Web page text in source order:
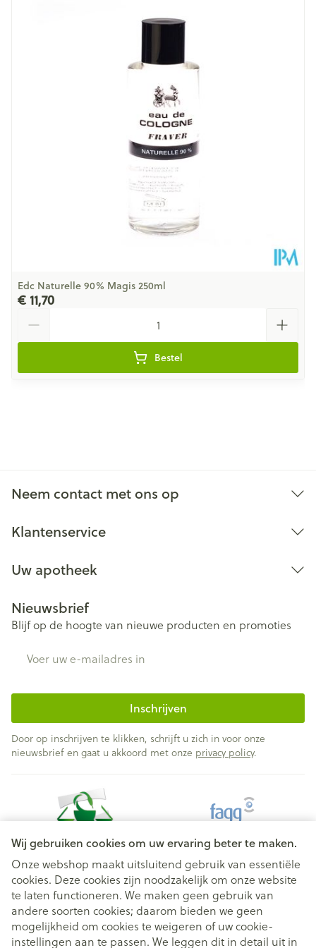
Wij gebruiken cookies om uw ervaring beter te maken.
Onze webshop maakt uitsluitend gebruik van essentiële
cookies. Deze cookies zijn noodzakelijk om onze website
te laten functioneren. We maken geen gebruik van
andere soorten cookies; daarom bieden we geen
mogelijkheid om cookies te weigeren of uw cookie-
instellingen aan te passen. We leggen dit in detail uit in
Kamertemperatuur (15°C - 25°C)
Edc Naturelle 90% Magis 250ml
€ 11,70
Bestel
Neem contact met ons op
Klantenservice
Uw apotheek
Nieuwsbrief
Blijf op de hoogte van nieuwe producten en promoties
Inschrijven
Door op inschrijven te klikken, schrijft u zich in voor onze
nieuwsbrief en gaat u akkoord met onze privacy policy.
Juridische links